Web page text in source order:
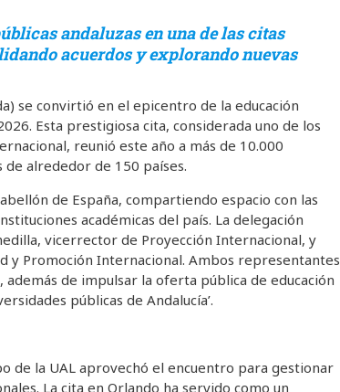
andaluzas en una de las citas
acuerdos y explorando nuevas
se convirtió en el epicentro de la educación
Esta prestigiosa cita, considerada uno de los
reunió este año a más de 10.000
alrededor de 150 países.
de España, compartiendo espacio con las
académicas del país. La delegación
vicerrector de Proyección Internacional, y
y Promoción Internacional. Ambos representantes
de impulsar la oferta pública de educación
públicas de Andalucía’.
de la UAL aprovechó el encuentro para gestionar
La cita en Orlando ha servido como un